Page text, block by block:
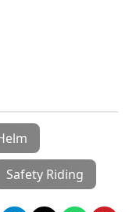
Safety Riding